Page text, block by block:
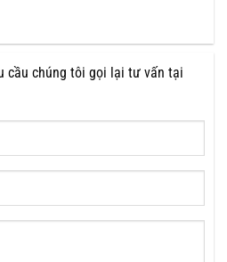
cầu chúng tôi gọi lại tư vấn tại